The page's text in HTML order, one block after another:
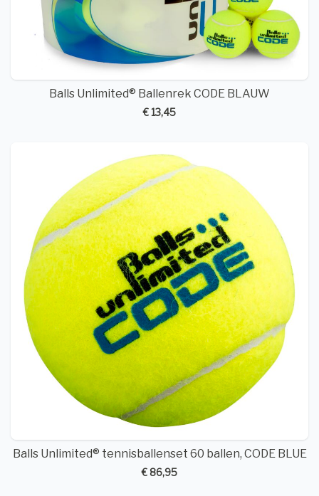
Balls Unlimited® Ballenrek CODE BLAUW
€ 13,45
Balls Unlimited® tennisballenset 60 ballen, CODE BLUE
€ 86,95